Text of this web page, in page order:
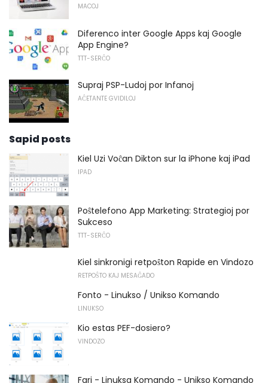
MACOJ
Diferenco inter Google Apps kaj Google
App Engine?
TTT-SERĈO
Supraj PSP-Ludoj por Infanoj
AĈETANTE GVIDILOJ
Sapid posts
Kiel Uzi Voĉan Dikton sur la iPhone kaj iPad
IPAD
Poŝtelefono App Marketing: Strategioj por
Sukceso
TTT-SERĈO
Kiel sinkronigi retpoŝton Rapide en Vindozo
RETPOŜTO KAJ MESAĜADO
Fonto - Linukso / Unikso Komando
LINUKSO
Kio estas PEF-dosiero?
VINDOZO
Fari - Linuksa Komando - Unikso Komando